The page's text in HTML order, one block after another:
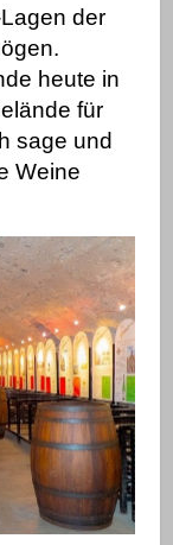
der
heute in
für
sage und
Weine